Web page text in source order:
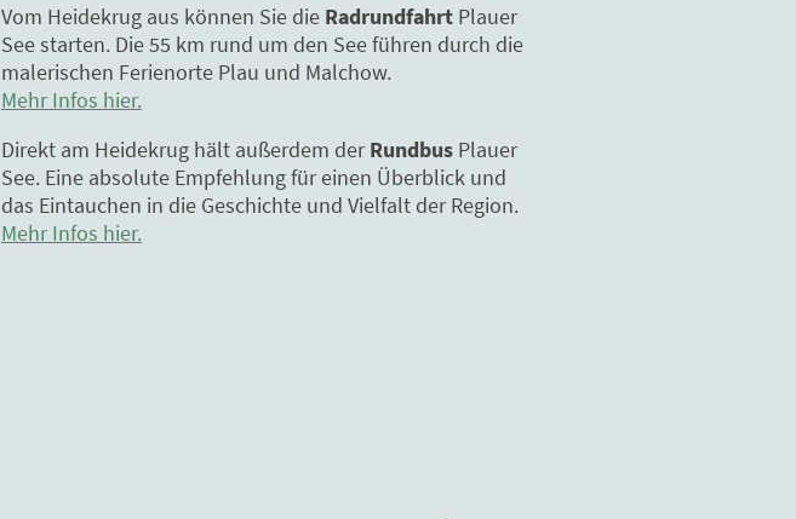
Vom Heidekrug aus können Sie die Radrundfahrt Plauer
See starten. Die 55 km rund um den See führen durch die
malerischen Ferienorte Plau und Malchow.
Mehr Infos hier.
Direkt am Heidekrug hält außerdem derRundbus Plauer
See. Eine absolute Empfehlung für einen Überblick und
das Eintauchen in die Geschichte und Vielfalt der Region.
Mehr Infos hier.